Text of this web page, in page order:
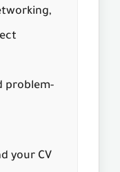
problem-
your CV